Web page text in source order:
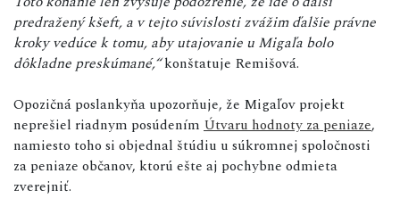
predražený kšeft, a v tejto súvislosti zvážim ďalšie právne
kroky vedúce k tomu, aby utajovanie u Migaľa bolo
dôkladne preskúmané,“konštatuje Remišová.
Opozičná poslankyňa upozorňuje, že Migaľov projekt
neprešiel riadnym posúdením Útvaru hodnoty za peniaze,
namiesto toho si objednal štúdiu u súkromnej spoločnosti
za peniaze občanov, ktorú ešte aj pochybne odmieta
zverejniť.